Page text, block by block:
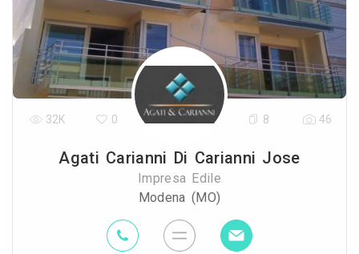
Agati Carianni Di Carianni Jose
Impresa Edile
Modena (MO)
32K 0 8 46